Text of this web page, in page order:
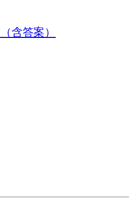
含答案）